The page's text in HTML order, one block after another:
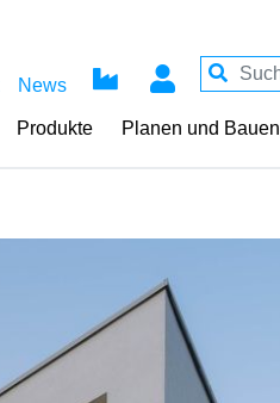
News
Produkte Planen und Bauen